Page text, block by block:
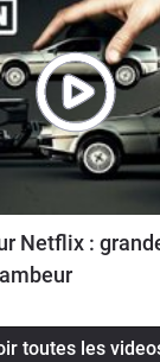
Netflix :
toutes les